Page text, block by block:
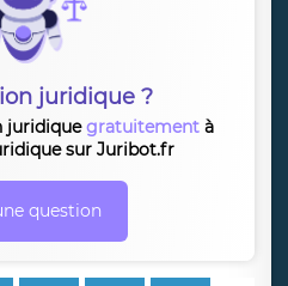
juridique ?
juridiquegratuitement à
sur Juribot.fr
question